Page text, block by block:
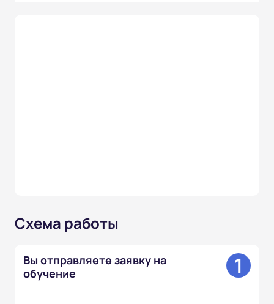
Схема работы
Вы отправляете заявку на
обучение
1